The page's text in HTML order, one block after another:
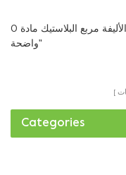
0 النتائج التي تم العثور عليها ل "الحيوانات الأليفة مربع البلاستيك مادة
واضحة"
Categories